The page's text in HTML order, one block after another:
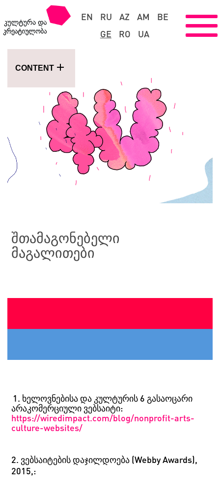
EN RU AZ AM
BE
GE
RO UA
CONTENT
შთამაგონებელი
მაგალითები
1. 1. ხელოვნებისა და კულტურის 6 გასაოცარი
არაკომერციული ვებსაიტი:
https://wiredimpact.com/blog/nonprofit-arts-
culture-websites/
2. ვებსაიტების დაჯილდოება (Webby Awards),
2015,: